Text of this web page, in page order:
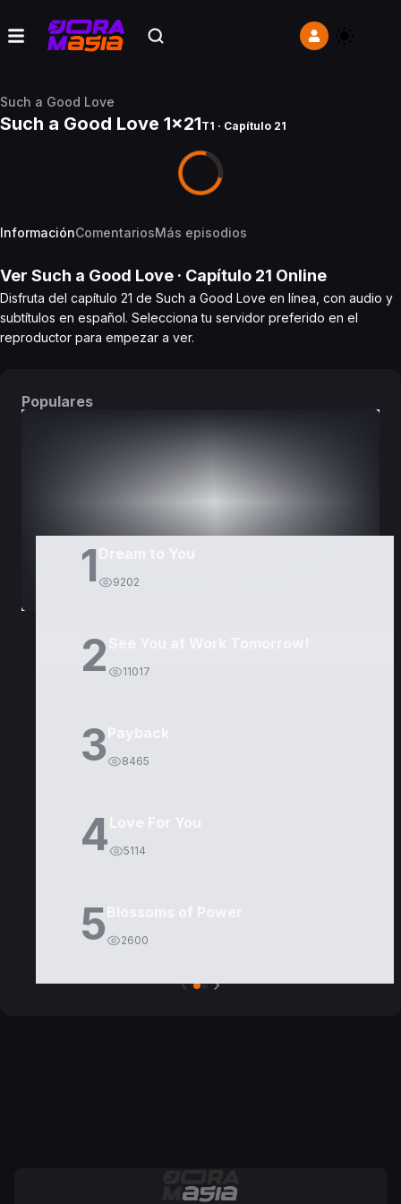
Such a Good Love
Such a Good Love 1x21T1 · Capítulo 21
InformaciónComentariosMás episodios
Ver Such a Good Love · Capítulo 21 Online
Disfruta del capítulo 21 de Such a Good Love en línea, con audio y
subtítulos en español. Selecciona tu servidor preferido en el
reproductor para empezar a ver.
Populares
1 9202
2 11017
3 8465
4 5114
5 2600